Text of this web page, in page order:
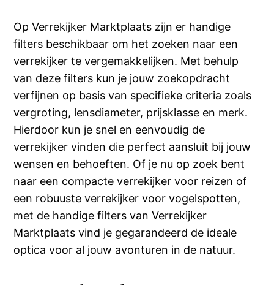
Op Verrekijker Marktplaats zijn er handige
filters beschikbaar om het zoeken naar een
verrekijker te vergemakkelijken. Met behulp
van deze filters kun je jouw zoekopdracht
verfijnen op basis van specifieke criteria zoals
vergroting, lensdiameter, prijsklasse en merk.
Hierdoor kun je snel en eenvoudig de
verrekijker vinden die perfect aansluit bij jouw
wensen en behoeften. Of je nu op zoek bent
naar een compacte verrekijker voor reizen of
een robuuste verrekijker voor vogelspotten,
met de handige filters van Verrekijker
Marktplaats vind je gegarandeerd de ideale
optica voor al jouw avonturen in de natuur.